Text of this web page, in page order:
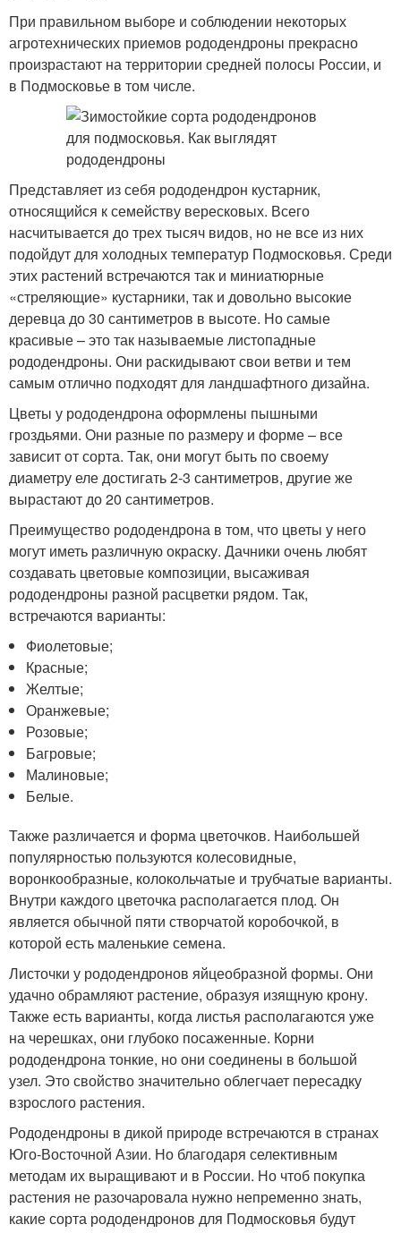
При правильном выборе и соблюдении некоторых
агротехнических приемов рододендроны прекрасно
произрастают на территории средней полосы России, и
в Подмосковье в том числе.
Представляет из себя рододендрон кустарник,
относящийся к семейству вересковых. Всего
насчитывается до трех тысяч видов, но не все из них
подойдут для холодных температур Подмосковья. Среди
этих растений встречаются так и миниатюрные
«стреляющие» кустарники, так и довольно высокие
деревца до 30 сантиметров в высоте. Но самые
красивые – это так называемые листопадные
рододендроны. Они раскидывают свои ветви и тем
самым отлично подходят для ландшафтного дизайна.
Цветы у рододендрона оформлены пышными
гроздьями. Они разные по размеру и форме – все
зависит от сорта. Так, они могут быть по своему
диаметру еле достигать 2-3 сантиметров, другие же
вырастают до 20 сантиметров.
Преимущество рододендрона в том, что цветы у него
могут иметь различную окраску. Дачники очень любят
создавать цветовые композиции, высаживая
рододендроны разной расцветки рядом. Так,
встречаются варианты:
Фиолетовые;
Красные;
Желтые;
Оранжевые;
Розовые;
Багровые;
Малиновые;
Белые.
Также различается и форма цветочков. Наибольшей
популярностью пользуются колесовидные,
воронкообразные, колокольчатые и трубчатые варианты.
Внутри каждого цветочка располагается плод. Он
является обычной пяти створчатой коробочкой, в
которой есть маленькие семена.
Листочки у рододендронов яйцеобразной формы. Они
удачно обрамляют растение, образуя изящную крону.
Также есть варианты, когда листья располагаются уже
на черешках, они глубоко посаженные. Корни
рододендрона тонкие, но они соединены в большой
узел. Это свойство значительно облегчает пересадку
взрослого растения.
Рододендроны в дикой природе встречаются в странах
Юго-Восточной Азии. Но благодаря селективным
методам их выращивают и в России. Но чтоб покупка
растения не разочаровала нужно непременно знать,
какие сорта рододендронов для Подмосковья будут